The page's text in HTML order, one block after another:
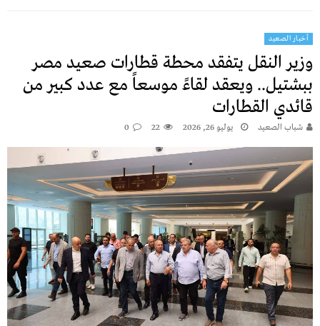
أخبار الصعيد
وزير النقل يتفقد محطة قطارات صعيد مصر
ببشتيل.. ويعقد لقاءً موسعاً مع عدد كبير من
قائدي القطارات
شباب الصعيد يوليو 26, 2026 22
0